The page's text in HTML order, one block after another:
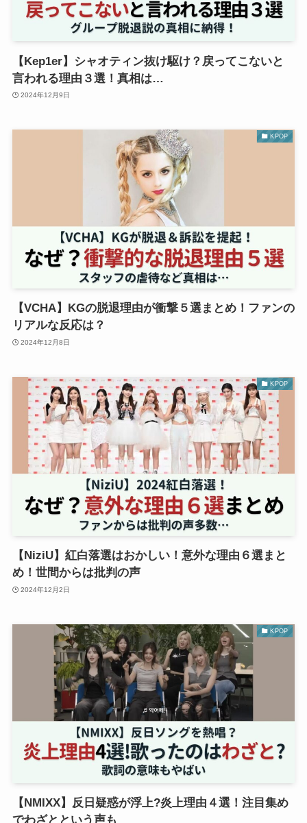
【Kep1er】シャオティン抜け駆け？戻ってこないと
言われる理由３選！真相は…
2024年12月9日
KPOP
【VCHA】KGの脱退理由が衝撃５選まとめ！ファンの
リアルな反応は？
2024年12月8日
KPOP
【NiziU】紅白落選はおかしい！意外な理由６選まと
め！世間からは批判の声
2024年12月2日
KPOP
【NMIXX】反日疑惑が浮上?炎上理由４選！注目集め
でわざとという声も